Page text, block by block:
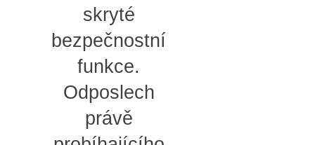
skryté
bezpečnostní
funkce.
Odposlech
právě